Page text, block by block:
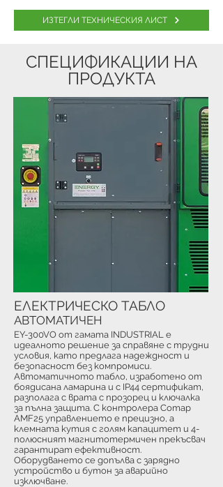
ИЗТЕГЛИ ТЕХНИЧЕСКИЯ ЛИСТ
СПЕЦИФИКАЦИИ НА
ПРОДУКТА
EY-300VO от гамата INDUSTRIAL е
идеалното решение за справяне с трудни
условия, като предлага надеждност и
безопасност без компромиси.
Автоматичното табло, изработено от
боядисана ламарина и с IP44 сертификат,
разполага с врата с прозорец и ключалка
за пълна защита. С контролера Comap
AMF25 управлението е прецизно, а
клемната кутия с голям капацитет и 4-
полюсният магнитотермичен прекъсвач
гарантират ефективност.
Оборудването се допълва с зарядно
устройство и бутон за аварийно
изключване.
ЕЛЕКТРИЧЕСКО ТАБЛО
АВТОМАТИЧЕН